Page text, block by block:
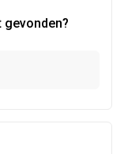
gevonden?